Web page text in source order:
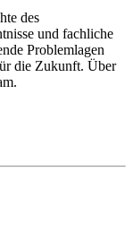
des
und fachliche
Problemlagen
die Zukunft. Über